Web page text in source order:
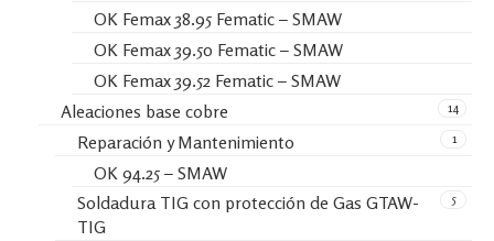
OK Femax 38.95 Fematic – SMAW
OK Femax 39.50 Fematic – SMAW
OK Femax 39.52 Fematic – SMAW
14
Aleaciones base cobre
1
Reparación y Mantenimiento
OK 94.25 – SMAW
5
Soldadura TIG con protección de Gas GTAW-
TIG